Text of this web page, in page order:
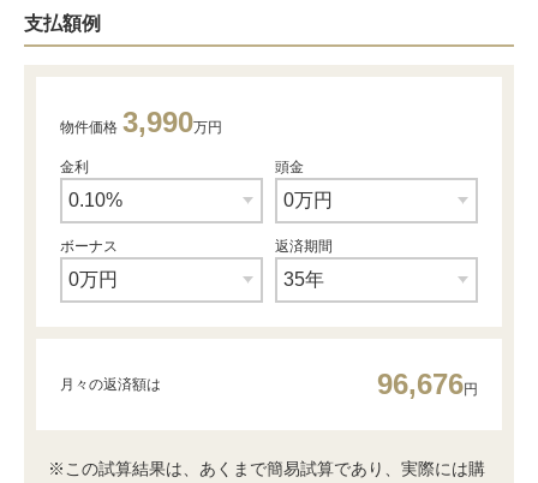
支払額例
物件価格 3,990万円
金利 頭金
ボーナス 返済期間
月々の返済額は 96,676円
※この試算結果は、あくまで簡易試算であり、実際には購